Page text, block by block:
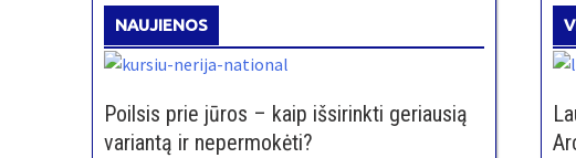
NAUJIENOS
Poilsis prie jūros – kaip išsirinkti geriausią
variantą ir nepermokėti?